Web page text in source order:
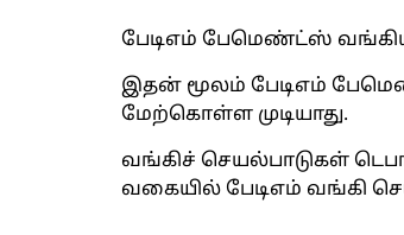
பேடிஎம் பேமெண்ட்ஸ்
இதன் மூலம் பேடிஎம்
மேற்கொள்ள முடியாது.
வங்கிச் செயல்பாடுகள்
வகையில் பேடிஎம் வங்கி